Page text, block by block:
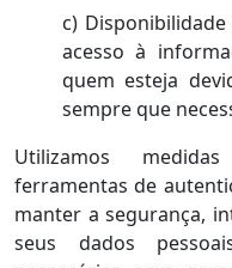
c)
acesso à
quem esteja
sempre que
Utilizamos
ferramentas de
manter a segurança,
seus dados